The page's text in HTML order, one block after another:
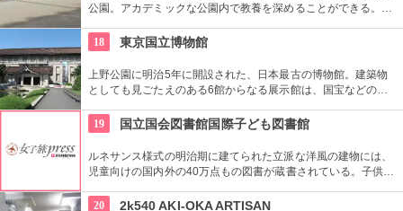
公園。アカデミックな公園内で教養を深めることができる。ま
18
東京国立博物館
上野公園に明治5年に開設された、日本最古の博物館。建築物
としても見ごたえのある6館からなる展示館は、国宝などの歴
す。オリジナルグッズを販売するミュージアムショップや食事
もできるカフェなども併設されています。
19 国立国会図書館国際子ども図書館
ルネサンス様式の明治期に建てられた立派な洋風の建物には、
児童向けの国内外の40万点もの図書が蔵書されている。子供だ
でゆっくり過ごしてみては。
20 2k540 AKI-OKA ARTISAN